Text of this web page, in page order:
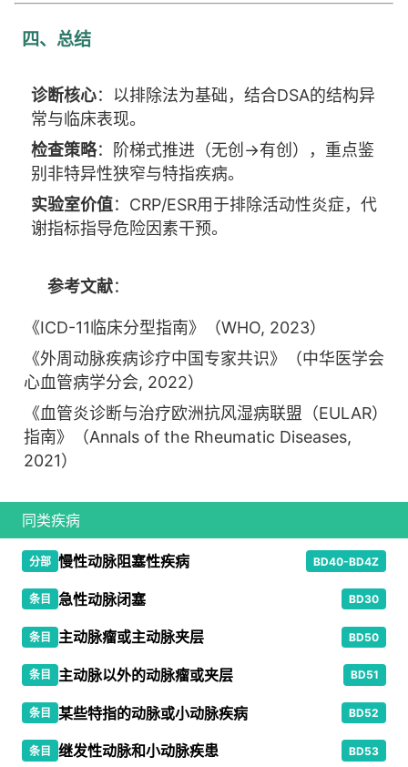
四、总结
诊断核心：以排除法为基础，结合DSA的结构异
常与临床表现。
检查策略：阶梯式推进（无创→有创），重点鉴
别非特异性狭窄与特指疾病。
实验室价值：CRP/ESR用于排除活动性炎症，代
谢指标指导危险因素干预。
参考文献：
《ICD-11临床分型指南》（WHO, 2023）
《外周动脉疾病诊疗中国专家共识》（中华医学会
心血管病学分会, 2022）
《血管炎诊断与治疗欧洲抗风湿病联盟（EULAR）
指南》（Annals of the Rheumatic Diseases,
2021）
同类疾病
分部 慢性动脉阻塞性疾病 BD40-BD4Z
条目 急性动脉闭塞 BD30
条目 主动脉瘤或主动脉夹层 BD50
条目 主动脉以外的动脉瘤或夹层 BD51
条目 某些特指的动脉或小动脉疾病 BD52
条目 继发性动脉和小动脉疾患 BD53